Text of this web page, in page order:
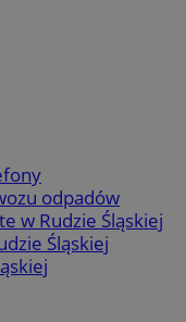
odpadów
w Rudzie Śląskiej
Śląskiej